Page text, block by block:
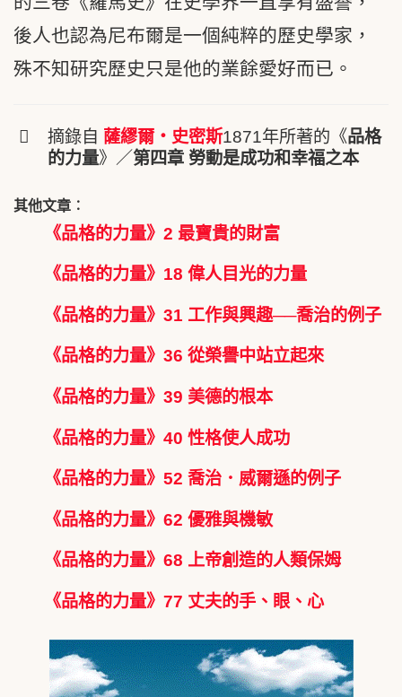
後人也認為尼布爾是一個純粹的歷史學家，
殊不知研究歷史只是他的業餘愛好而已。
摘錄自 薩繆爾‧ 史密斯1871年所著的《品格
的力量》／第四章 勞動是成功和幸福之本
其他文章︰
《品格的力量》2 最寶貴的財富
《品格的力量》18 偉人目光的力量
《品格的力量》31 工作與興趣──喬治的例子
《品格的力量》36 從榮譽中站立起來
《品格的力量》39 美德的根本
《品格的力量》40 性格使人成功
《品格的力量》52 喬治．威爾遜的例子
《品格的力量》62 優雅與機敏
《品格的力量》68 上帝創造的人類保姆
《品格的力量》77 丈夫的手、眼、心